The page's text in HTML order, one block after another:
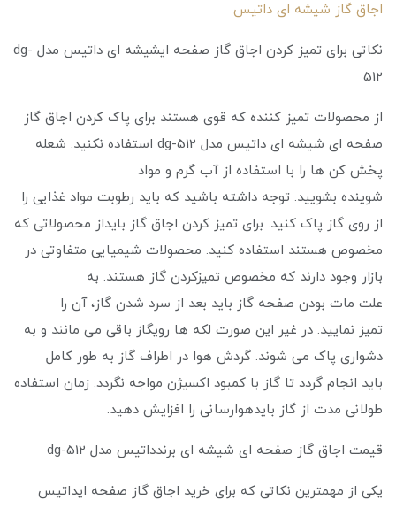
اجاق گاز شیشه ای داتیس
نکاتی برای تمیز کردن اجاق گاز صفحه ایشیشه ای داتیس مدل dg-
512
از محصولات تمیز کننده که قوی هستند برای پاک کردن اجاق گاز
صفحه ای شیشه ای داتیس مدل dg-512 استفاده نکنید. شعله
پخش کن ها را با استفاده از آب گرم و مواد
شوینده بشویید. توجه داشته باشید که باید رطوبت مواد غذایی را
از روی گاز پاک کنید. برای تمیز کردن اجاق گاز بایداز محصولاتی که
مخصوص هستند استفاده کنید. محصولات شیمیایی متفاوتی در
بازار وجود دارند که مخصوص تمیزکردن گاز هستند. به
علت مات بودن صفحه گاز باید بعد از سرد شدن گاز، آن را
تمیز نمایید. در غیر این صورت لکه ها رویگاز باقی می‌ مانند و به
دشواری پاک می شوند. گردش هوا در اطراف گاز به طور کامل
باید انجام گردد تا گاز با کمبود اکسیژن مواجه نگردد. زمان استفاده
طولانی مدت از گاز بایدهوارسانی را افزایش دهید.
قیمت اجاق گاز صفحه ای شیشه ای برندداتیس مدل dg-512
یکی از مهمترین نکاتی که برای خرید اجاق گاز صفحه ایداتیس